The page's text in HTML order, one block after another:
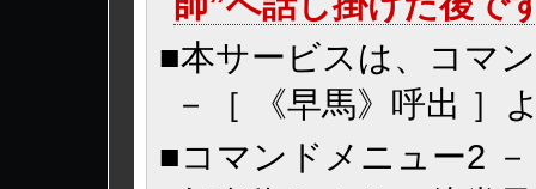
■本サービスは、コマ
－［ 《早馬》呼出 ］
■コマンドメニュー2